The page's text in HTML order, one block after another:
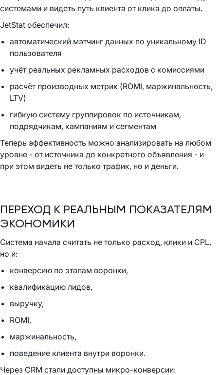
системами и видеть путь клиента от клика до оплаты.
JetStat обеспечил:
автоматический мэтчинг данных по уникальному ID
пользователя
учёт реальных рекламных расходов с комиссиями
расчёт производных метрик (ROMI, маржинальность,
LTV)
гибкую систему группировок по источникам,
подрядчикам, кампаниям и сегментам
Теперь эффективность можно анализировать на любом
уровне - от источника до конкретного объявления - и
при этом видеть не только трафик, но и деньги.
ПЕРЕХОД К РЕАЛЬНЫМ ПОКАЗАТЕЛЯМ
ЭКОНОМИКИ
Система начала считать не только расход, клики и CPL,
но и:
конверсию по этапам воронки,
квалификацию лидов,
выручку,
ROMI,
маржинальность,
поведение клиента внутри воронки.
Через CRM стали доступны микро-конверсии: